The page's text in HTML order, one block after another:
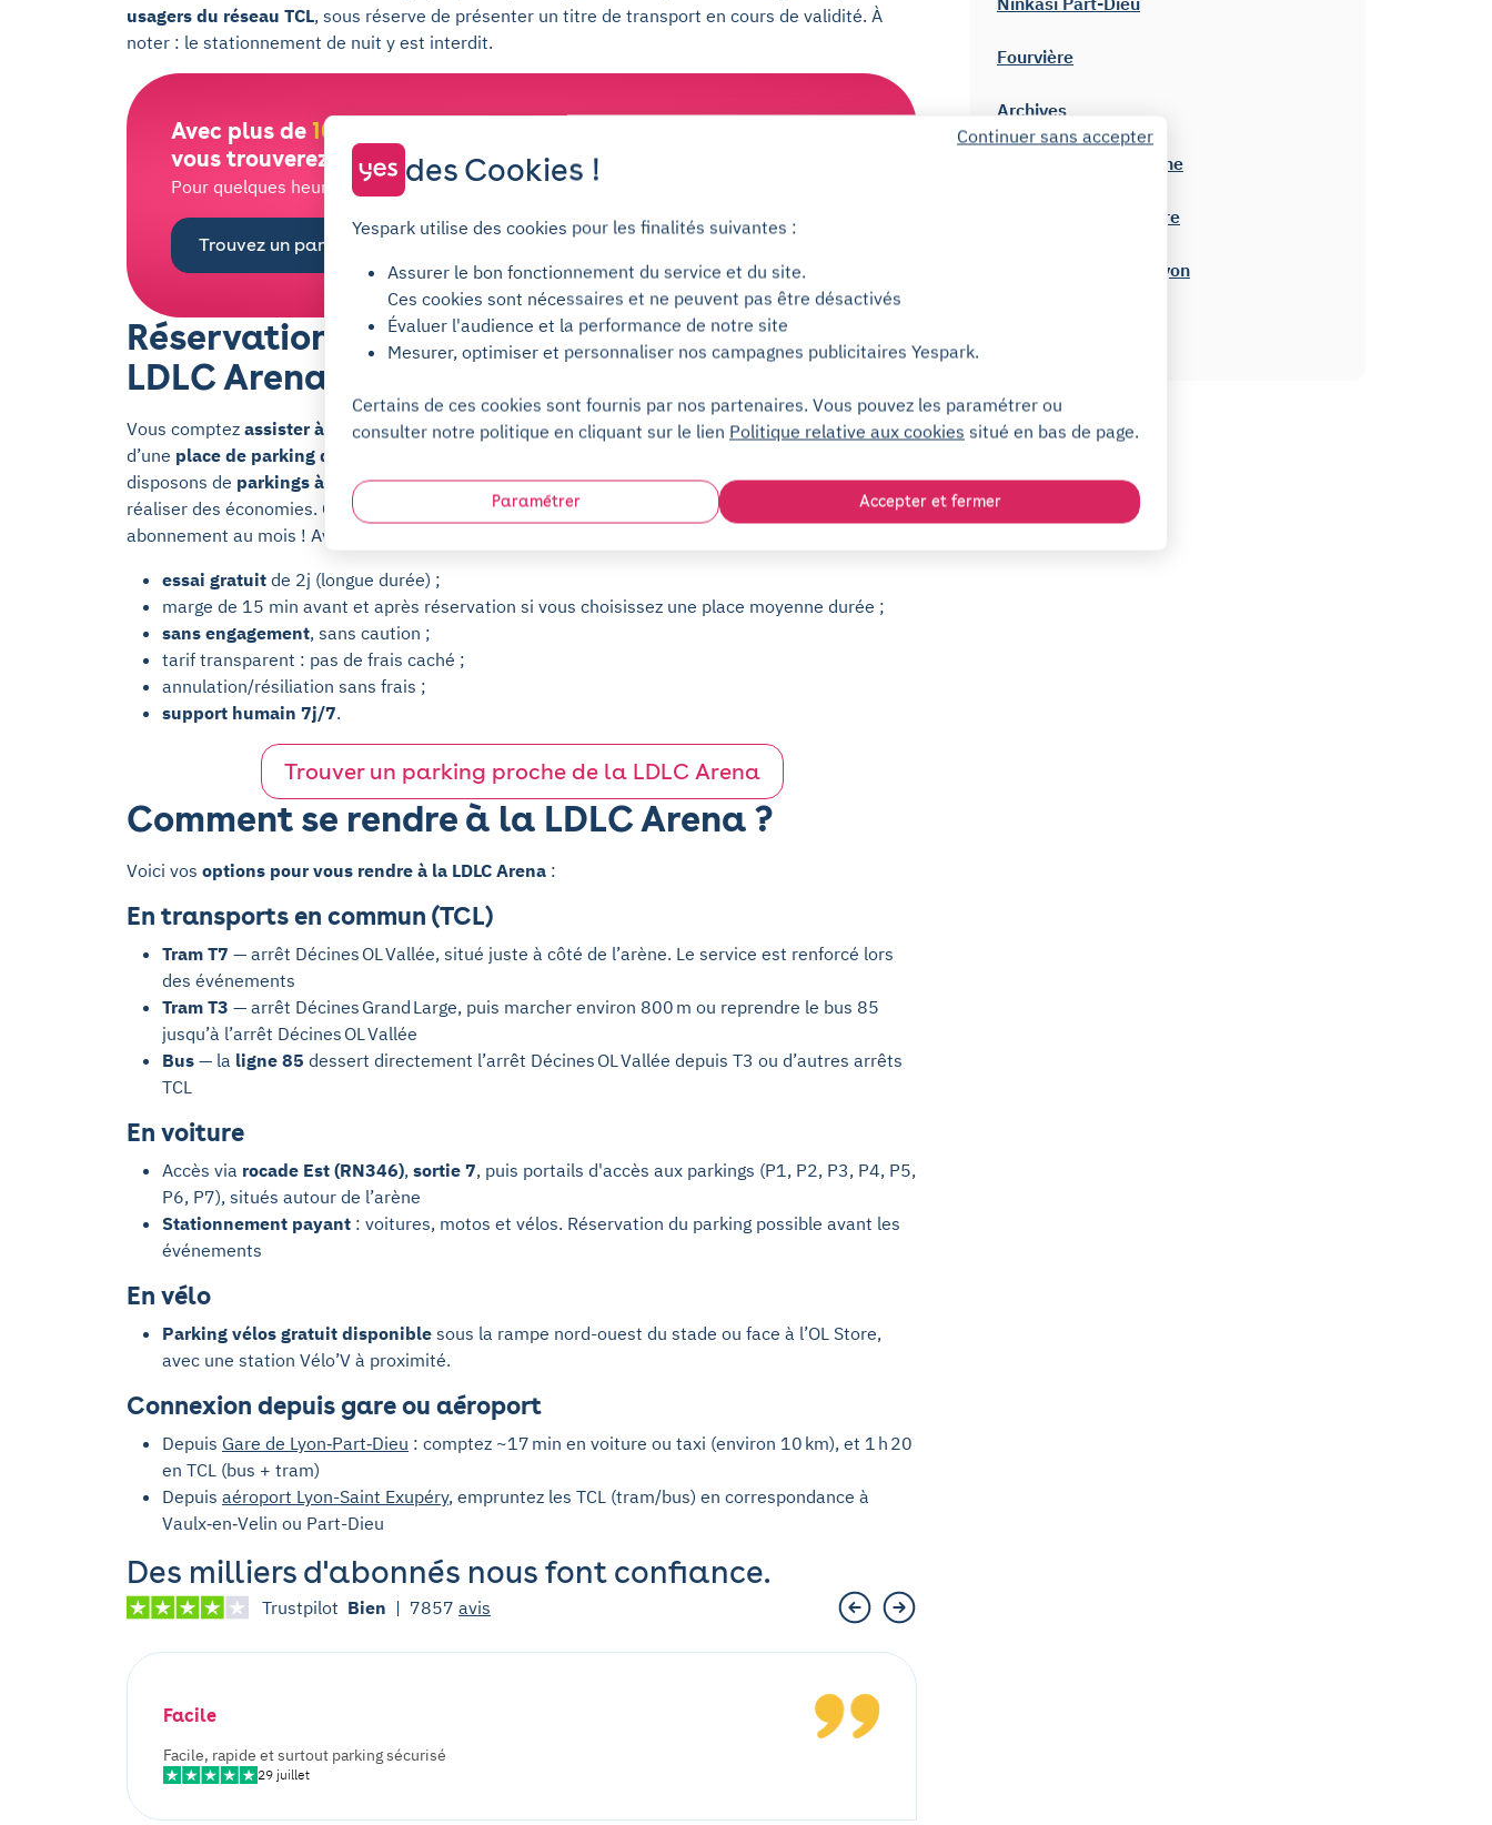
usagers du réseau TCL, sous réserve de présenter un titre de transport en cours de validité. À
noter : le stationnement de nuit y est interdit.
Avec plus de 100 000 places
vous trouverez bien la vôtre !
Pour quelques heures ou quelques mois, le parking c'est toujours Yess !
Trouvez un parking
Réservation de parking à proximité de la
LDLC Arena avec Yespark
Vous comptez assister à un événement à la LDLC Arena? Si vous voulez être sûrs de bénéficier
d’une place de parking disponible
disposons de parkings à proximité directede l'Arena vous permettant de vous garer et de
réaliser des économies. Choisissez une réservation de quelques heures ou jours, ou bien, un
abonnement au mois ! Avec
essai gratuit de 2j (longue durée) ;
marge de 15 min avant et après réservation si vous choisissez une place moyenne durée ;
sans engagement, sans caution ;
tarif transparent : pas de frais caché ;
annulation/résiliation sans frais ;
support humain 7j/7.
Trouver un parking proche de la LDLC Arena
Comment se rendre à la LDLC Arena ?
Voici vos options pour vous rendre à la LDLC Arena :
En transports en commun (TCL)
Tram T7 — arrêt Décines OL Vallée, situé juste à côté de l’arène. Le service est renforcé lors
des événements
Tram T3 — arrêt Décines Grand Large, puis marcher environ 800 m ou reprendre le bus 85
jusqu’à l’arrêt Décines OL Vallée
Bus — la ligne 85 dessert directement l’arrêt Décines OL Vallée depuis T3 ou d’autres arrêts
TCL
En voiture
Accès via rocade Est (RN346), sortie 7, puis portails d'accès aux parkings (P1, P2, P3, P4, P5,
P6, P7), situés autour de l’arène
Stationnement payant : voitures, motos et vélos. Réservation du parking possible avant les
événements
En vélo
Parking vélos gratuit disponible sous la rampe nord-ouest du stade ou face à l’OL Store,
avec une station Vélo’V à proximité.
Connexion depuis gare ou aéroport
Depuis Gare de Lyon‑Part‑Dieu : comptez ~17 min en voiture ou taxi (environ 10 km), et 1 h 20
en TCL (bus + tram)
Depuis aéroport Lyon-Saint Exupéry, empruntez les TCL (tram/bus) en correspondance à
Vaulx‑en‑Velin ou Part-Dieu
Des milliers d'abonnés nous font confiance.
Trustpilot Bien | 7857 avis
Facile
Facile, rapide et surtout parking sécurisé
29 juillet
Fourvière
Archives
Patinoire Charlemagne
Basilique de Fourvière
Les Grandes Locos Lyon
Continuer sans accepter
des Cookies !
Yespark utilise des cookies pour les finalités suivantes :
Assurer le bon fonctionnement du service et du site.
Ces cookies sont nécessaires et ne peuvent pas être désactivés
Évaluer l'audience et la performance de notre site
Mesurer, optimiser et personnaliser nos campagnes publicitaires Yespark.
Certains de ces cookies sont fournis par nos partenaires. Vous pouvez les paramétrer ou
consulter notre politique en cliquant sur le lien Politique relative aux cookies situé en bas de page.
Paramétrer Accepter et fermer